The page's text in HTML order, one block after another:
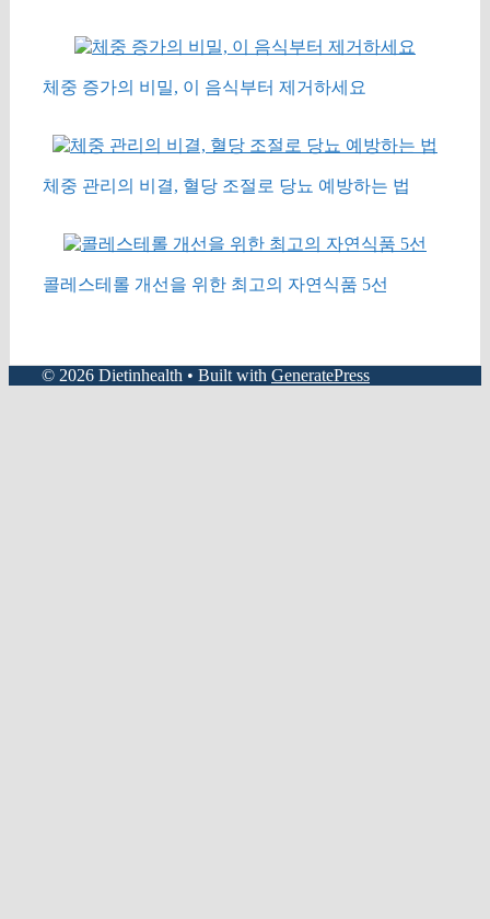
체중 증가의 비밀, 이 음식부터 제거하세요
체중 관리의 비결, 혈당 조절로 당뇨 예방하는 법
콜레스테롤 개선을 위한 최고의 자연식품 5선
© 2026 Dietinhealth • Built with GeneratePress